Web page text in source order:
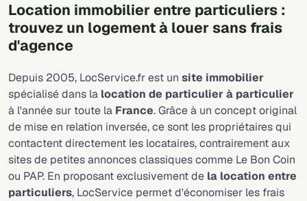
Location immobilier entre particuliers :
trouvez un logement à louer sans frais
d'agence
Depuis 2005, LocService.fr est un site immobilier
spécialisé dans la location de particulier à particulier
à l'année sur toute la France. Grâce à un concept original
de mise en relation inversée, ce sont les propriétaires qui
contactent directement les locataires, contrairement aux
sites de petites annonces classiques comme Le Bon Coin
ou PAP. En proposant exclusivement de la location entre
particuliers, LocService permet d'économiser les frais